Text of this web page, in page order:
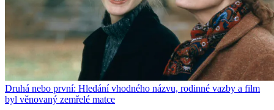
Druhá nebo první: Hledání vhodného názvu, rodinné vazby a film
byl věnovaný zemřelé matce